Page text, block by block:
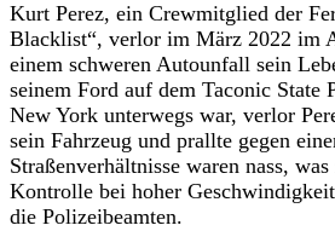
Kurt Perez, ein Crewmitglied der
Blacklist“, verlor im März 2022 im
einem schweren Autounfall sein
seinem Ford auf dem Taconic State
New York unterwegs war, verlor
sein Fahrzeug und prallte gegen
Straßenverhältnisse waren nass,
Kontrolle bei hoher
die Polizeibeamten.